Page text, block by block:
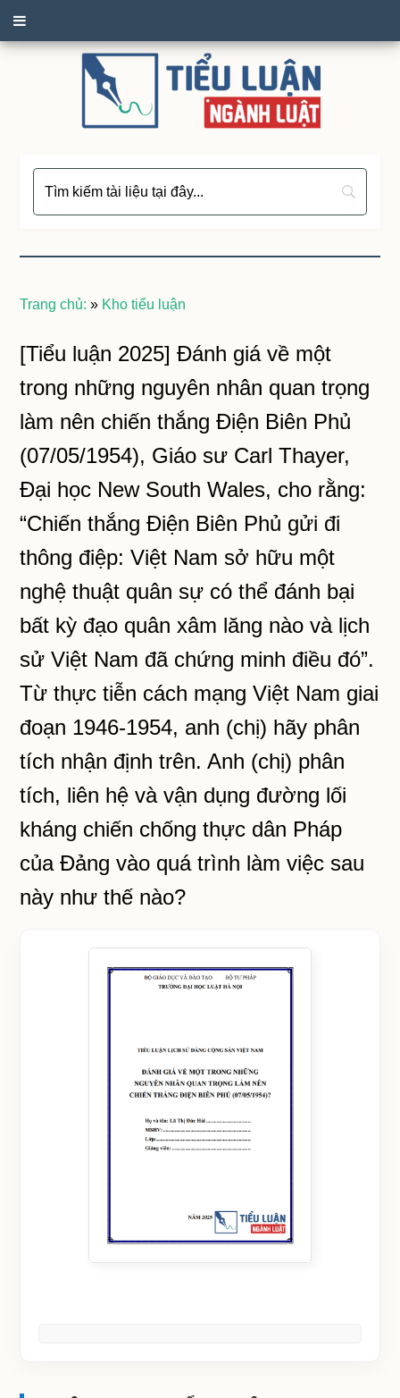
Trang chủ: » Kho tiểu luận
[Tiểu luận 2025] Đánh giá về một
trong những nguyên nhân quan trọng
làm nên chiến thắng Điện Biên Phủ
(07/05/1954), Giáo sư Carl Thayer,
Đại học New South Wales, cho rằng:
“Chiến thắng Điện Biên Phủ gửi đi
thông điệp: Việt Nam sở hữu một
nghệ thuật quân sự có thể đánh bại
bất kỳ đạo quân xâm lăng nào và lịch
sử Việt Nam đã chứng minh điều đó”.
Từ thực tiễn cách mạng Việt Nam giai
đoạn 1946-1954, anh (chị) hãy phân
tích nhận định trên. Anh (chị) phân
tích, liên hệ và vận dụng đường lối
kháng chiến chống thực dân Pháp
của Đảng vào quá trình làm việc sau
này như thế nào?